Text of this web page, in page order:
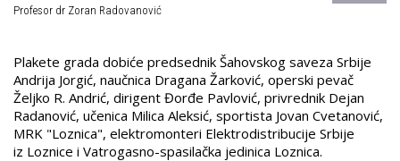
Profesor dr Zoran Radovanović
Plakete grada dobiće predsednik Šahovskog saveza Srbije
Andrija Jorgić, naučnica Dragana Žarković, operski pevač
Željko R. Andrić, dirigent Đorđe Pavlović, privrednik Dejan
Radanović, učenica Milica Aleksić, sportista Jovan Cvetanović,
MRK "Loznica", elektromonteri Elektrodistribucije Srbije
iz Loznice i Vatrogasno-spasilačka jedinica Loznica.